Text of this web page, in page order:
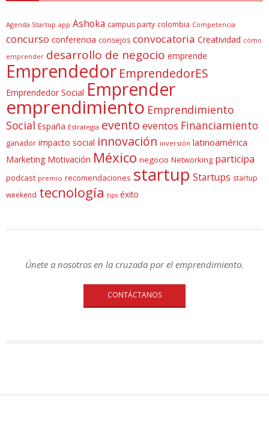
Agenda Startup app Ashoka campus party colombia Competencia
concurso conferencia consejos convocatoria Creatividad cómo
emprender desarrollo de negocio emprende
Emprendedor EmprendedorES
Emprendedor Social Emprender
emprendimiento Emprendimiento
Social España Estrategia evento eventos Financiamiento
ganador impacto social innovación inversión latinoamérica
Marketing Motivación México negocio Networking participa
podcast premio recomendaciones startup Startups startup
weekend tecnología tips éxito
Únete a nosotros en la cruzada por el emprendimiento.
CONTÁCTANOS